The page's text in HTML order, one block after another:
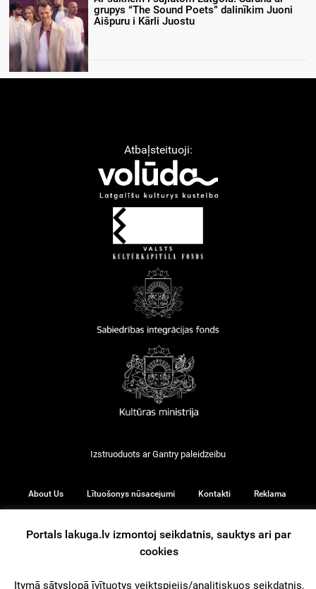
grupys “The Sound Poets” dalinīkim Juoni
Aišpuru i Kārli Juostu
Atbaļsteituoji:
Izstruoduots arGantry paleidzeibu
About Us Lītuošonys nūsacejumi Kontakti Reklama
Portals lakuga.lv izmontoj seikdatnis, sauktys ari par
cookies
Itymā sātyslopā īvītuotys veiktspiejis/analitiskuos seikdatnis,